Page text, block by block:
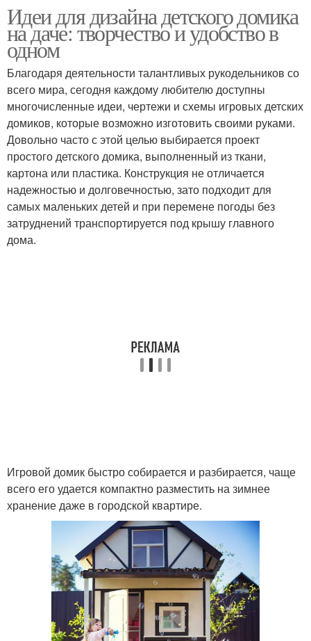
Игровой домик Детские домики
Домики на даче Зеленый домик
Маленький домик
Идеи для дизайна детского домика
на даче: творчество и удобство в
одном
Благодаря деятельности талантливых рукодельников со
всего мира, сегодня каждому любителю доступны
многочисленные идеи, чертежи и схемы игровых детских
домиков, которые возможно изготовить своими руками.
Довольно часто с этой целью выбирается проект
простого детского домика, выполненный из ткани,
картона или пластика. Конструкция не отличается
надежностью и долговечностью, зато подходит для
самых маленьких детей и при перемене погоды без
затруднений транспортируется под крышу главного
дома.
Игровой домик быстро собирается и разбирается, чаще
всего его удается компактно разместить на зимнее
хранение даже в городской квартире.